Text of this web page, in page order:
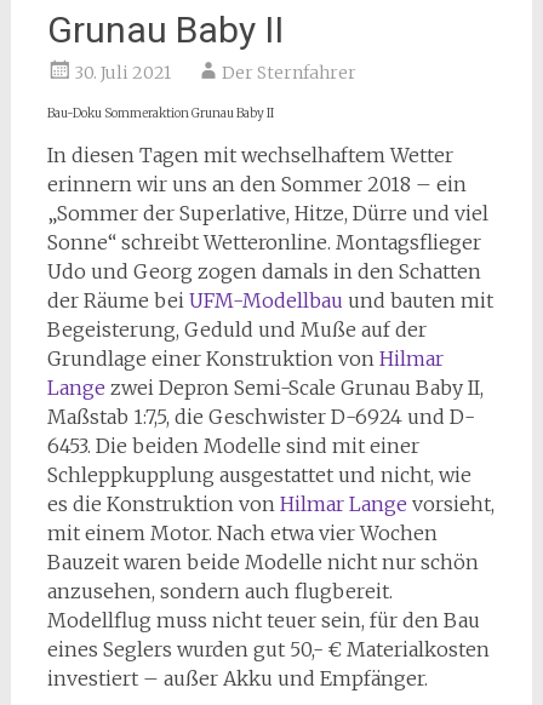
Grunau Baby II
30. Juli 2021 Der Sternfahrer
Bau-Doku Sommeraktion Grunau Baby II
In diesen Tagen mit wechselhaftem Wetter
erinnern wir uns an den Sommer 2018 – ein
„Sommer der Superlative, Hitze, Dürre und viel
Sonne“ schreibt Wetteronline. Montagsflieger
Udo und Georg zogen damals in den Schatten
der Räume bei UFM-Modellbau und bauten mit
Begeisterung, Geduld und Muße auf der
Grundlage einer Konstruktion von Hilmar
Lange zwei Depron Semi-Scale Grunau Baby II,
Maßstab 1:7,5, die Geschwister D-6924 und D-
6453. Die beiden Modelle sind mit einer
Schleppkupplung ausgestattet und nicht, wie
es die Konstruktion von Hilmar Lange vorsieht,
mit einem Motor. Nach etwa vier Wochen
Bauzeit waren beide Modelle nicht nur schön
anzusehen, sondern auch flugbereit.
Modellflug muss nicht teuer sein, für den Bau
eines Seglers wurden gut 50,- € Materialkosten
investiert – außer Akku und Empfänger.